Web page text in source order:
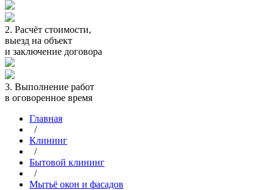
2. Расчёт стоимости,
выезд на объект
и заключение договора
3. Выполнение работ
в оговоренное время
Главная
/
Клининг
/
Бытовой клининг
/
Мытьё окон и фасадов